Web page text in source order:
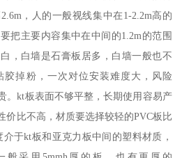
，人的一般视线集中在1-2.2m高的
把主要内容集中在中间的1.2m的范围
，白墙是石膏板居多，白墙一般也不
胶掉粉，一次对位安装难度大，风险
。kt板表面不够平整，长期使用容易产
价比不高，材质要选择较轻的PVC板比
于kt板和亚克力板中间的塑料材质，